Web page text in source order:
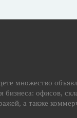
множество
бизнеса: офисов,
а также